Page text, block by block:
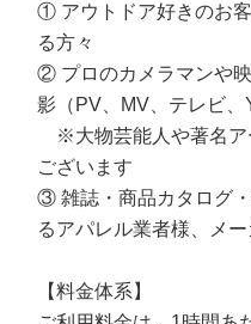
① アウトドア好きのお
る方々
② プロのカメラマンや
影（PV、MV、テレビ、
※大物芸能人や著名ア
ございます
③ 雑誌・商品カタログ
るアパレル業者様、メ
【料金体系】